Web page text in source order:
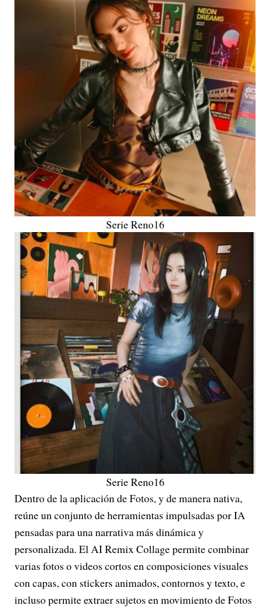
Serie Reno16
Serie Reno16
Dentro de la aplicación de Fotos, y de manera nativa,
reúne un conjunto de herramientas impulsadas por IA
pensadas para una narrativa más dinámica y
personalizada. El AI Remix Collage permite combinar
varias fotos o videos cortos en composiciones visuales
con capas, con stickers animados, contornos y texto, e
incluso permite extraer sujetos en movimiento de Fotos